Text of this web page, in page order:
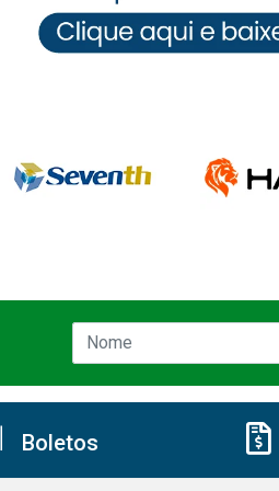
Boletos